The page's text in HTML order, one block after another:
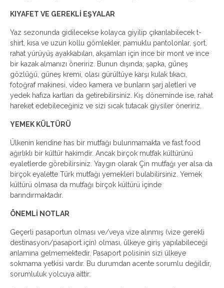
KIYAFET VE GEREKLİ EŞYALAR
Yaz sezonunda gidilecekse kolayca giyilip çıkarılabilecek t-
shirt, kısa ve uzun kollu gömlekler, pamuklu pantolonlar, şort,
rahat yürüyüş ayakkabıları, akşamları için ince bir mont ve ince
bir kazak almanızı öneririz. Bunun dışında; şapka, güneş
gözlüğü, güneş kremi, olası gürültüye karşı kulak tıkacı,
fotoğraf makinesi, video kamera ve bunların şarj aletleri ve
yedek hafıza kartları da getirebilirsiniz. Kış döneminde ise, rahat
hareket edebileceğiniz ve sizi sıcak tutacak giysiler öneririz.
YEMEK KÜLTÜRÜ
Ülkenin kendine has bir mutfağı bulunmamakta ve fast food
ağırlıklı bir kültür hakimdir. Ancak birçok mutfak kültürünü
eyaletlerde görebilirsiniz. Yaygın olarak Çin mutfağı yer alsa da
birçok eyalette Türk mutfağı yemekleri bulabilirsiniz. Yemek
kültürü olmasa da mutfağı birçok kültürü içinde
barındırmaktadır.
ÖNEMLİ NOTLAR
Geçerli pasaportun olması ve/veya vize alınmış (vize gerekli
destinasyon/pasaport için) olması, ülkeye giriş yapılabileceği
anlamına gelmemektedir. Pasaport polisinin sizi ülkeye
sokmama yetkisi vardır. Bu durumdan acente sorumlu değildir,
sorumluluk yolcuya aittir.